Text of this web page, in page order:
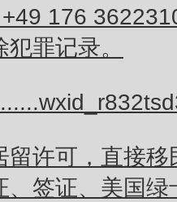
176
罪记录。
留许可，直接
、签证、美国